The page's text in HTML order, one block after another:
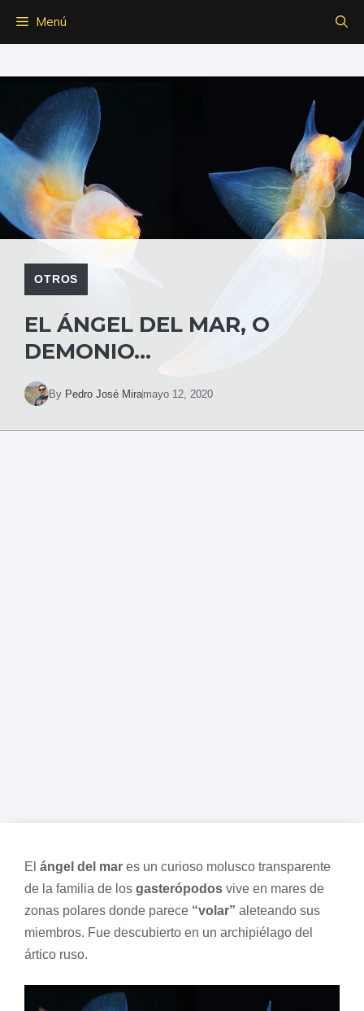
Menú
OTROS
EL ÁNGEL DEL MAR, O
DEMONIO…
By Pedro José Miramayo 12, 2020
El ángel del mar es un curioso molusco transparente
de la familia de los gasterópodos vive en mares de
zonas polares donde parece “volar” aleteando sus
miembros. Fue descubierto en un archipiélago del
ártico ruso.